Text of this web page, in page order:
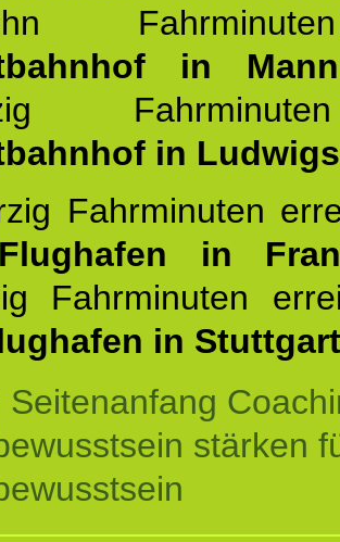
in
in
Fahrminuten
Flughafen in
Fahrminuten
in
Seitenanfang
stärken